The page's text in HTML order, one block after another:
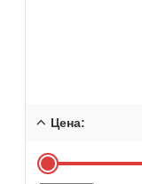
Цена: